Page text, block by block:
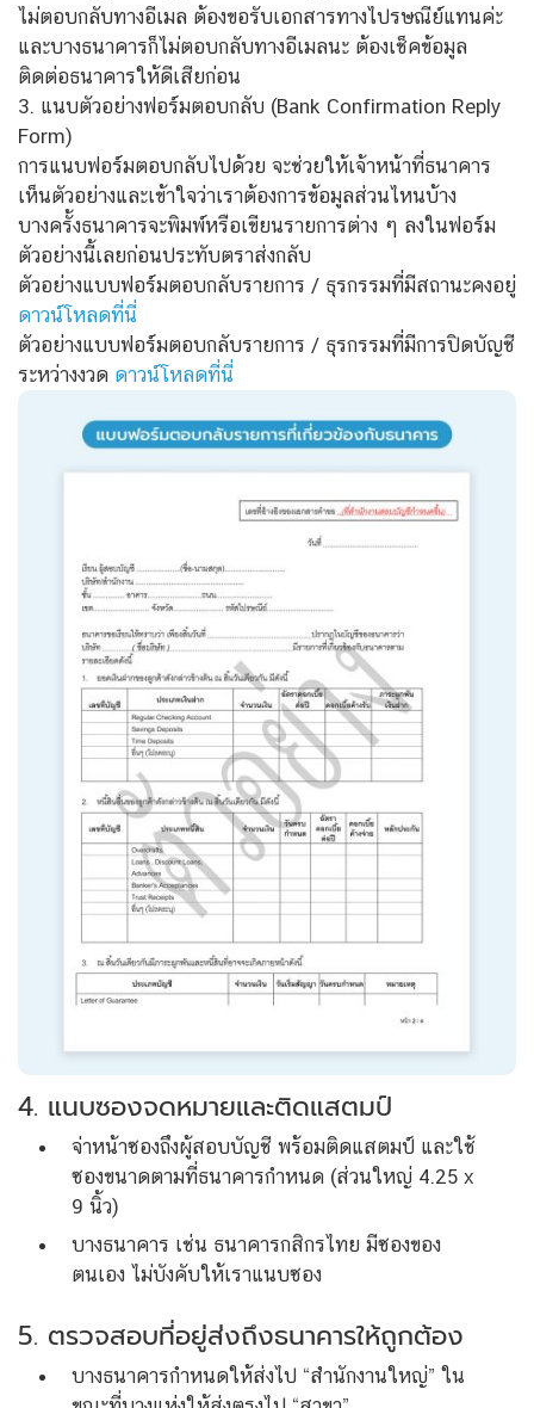
ไม่ตอบกลับทางอีเมล ต้องขอรับเอกสารทางไปรษณีย์แทนค่ะ
และบางธนาคารก็ไม่ตอบกลับทางอีเมลนะ ต้องเช็คข้อมูล
ติดต่อธนาคารให้ดีเสียก่อน
3. แนบตัวอย่างฟอร์มตอบกลับ (Bank Confirmation Reply
Form)
การแนบฟอร์มตอบกลับไปด้วย จะช่วยให้เจ้าหน้าที่ธนาคาร
เห็นตัวอย่างและเข้าใจว่าเราต้องการข้อมูลส่วนไหนบ้าง
บางครั้งธนาคารจะพิมพ์หรือเขียนรายการต่าง ๆ ลงในฟอร์ม
ตัวอย่างนี้เลยก่อนประทับตราส่งกลับ
ตัวอย่างแบบฟอร์มตอบกลับรายการ / ธุรกรรมที่มีสถานะคงอยู่
ดาวน์โหลดที่นี่
ตัวอย่างแบบฟอร์มตอบกลับรายการ / ธุรกรรมที่มีการปิดบัญชี
ระหว่างงวด ดาวน์โหลดที่นี่
4. แนบซองจดหมายและติดแสตมป์
จ่าหน้าซองถึงผู้สอบบัญชี พร้อมติดแสตมป์ และใช้
ซองขนาดตามที่ธนาคารกำหนด (ส่วนใหญ่ 4.25 x
9 นิ้ว)
บางธนาคาร เช่น ธนาคารกสิกรไทย มีซองของ
ตนเอง ไม่บังคับให้เราแนบซอง
5. ตรวจสอบที่อยู่ส่งถึงธนาคารให้ถูกต้อง
บางธนาคารกำหนดให้ส่งไป “สำนักงานใหญ่” ใน